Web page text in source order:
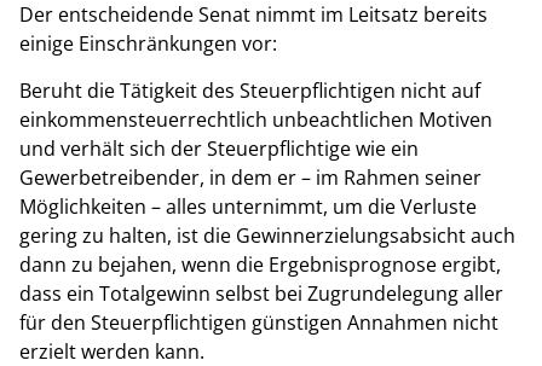
Der entscheidende Senat nimmt im Leitsatz bereits
einige Einschränkungen vor:
Beruht die Tätigkeit des Steuerpflichtigen nicht auf
einkommensteuerrechtlich unbeachtlichen Motiven
und verhält sich der Steuerpflichtige wie ein
Gewerbetreibender, in dem er – im Rahmen seiner
Möglichkeiten – alles unternimmt, um die Verluste
gering zu halten, ist die Gewinnerzielungsabsicht auch
dann zu bejahen, wenn die Ergebnisprognose ergibt,
dass ein Totalgewinn selbst bei Zugrundelegung aller
für den Steuerpflichtigen günstigen Annahmen nicht
erzielt werden kann.